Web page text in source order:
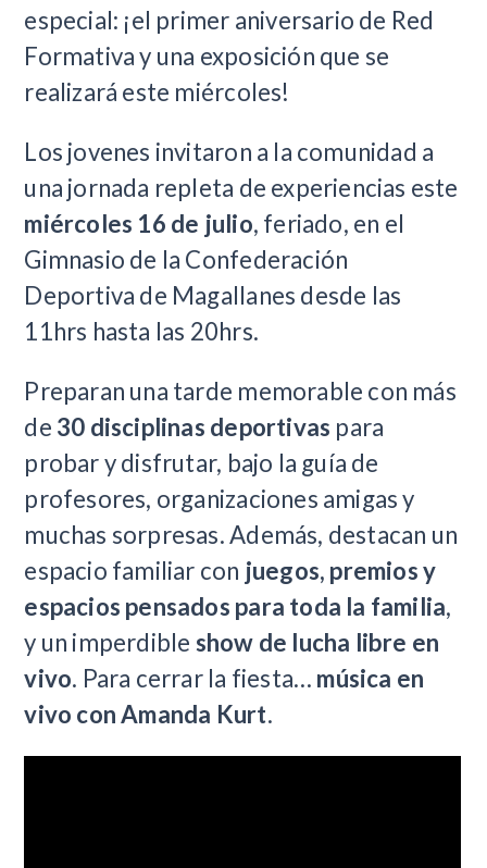
especial: ¡el primer aniversario de Red
Formativa y una exposición que se
realizará este miércoles!
Los jovenes invitaron a la comunidad a
una jornada repleta de experiencias este
miércoles 16 de julio, feriado, en el
Gimnasio de la Confederación
Deportiva de Magallanes desde las
11hrs hasta las 20hrs.
Preparan una tarde memorable con más
de 30 disciplinas deportivas para
probar y disfrutar, bajo la guía de
profesores, organizaciones amigas y
muchas sorpresas. Además, destacan un
espacio familiar con juegos, premios y
espacios pensados para toda la familia,
y un imperdible show de lucha libre en
vivo. Para cerrar la fiesta… música en
vivo con Amanda Kurt.